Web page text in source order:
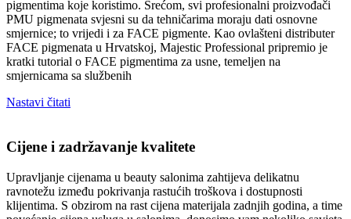
pigmentima koje koristimo. Srećom, svi profesionalni proizvođači
PMU pigmenata svjesni su da tehničarima moraju dati osnovne
smjernice; to vrijedi i za FACE pigmente. Kao ovlašteni distributer
FACE pigmenata u Hrvatskoj, Majestic Professional pripremio je
kratki tutorial o FACE pigmentima za usne, temeljen na
smjernicama sa službenih
Nastavi čitati
Cijene i zadržavanje kvalitete
Upravljanje cijenama u beauty salonima zahtijeva delikatnu
ravnotežu između pokrivanja rastućih troškova i dostupnosti
klijentima. S obzirom na rast cijena materijala zadnjih godina, a time